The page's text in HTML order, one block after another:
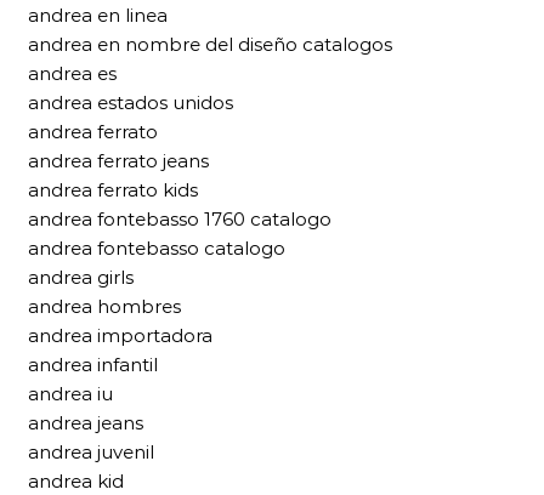
andrea en linea
andrea en nombre del diseño catalogos
andrea es
andrea estados unidos
andrea ferrato
andrea ferrato jeans
andrea ferrato kids
andrea fontebasso 1760 catalogo
andrea fontebasso catalogo
andrea girls
andrea hombres
andrea importadora
andrea infantil
andrea iu
andrea jeans
andrea juvenil
andrea kid